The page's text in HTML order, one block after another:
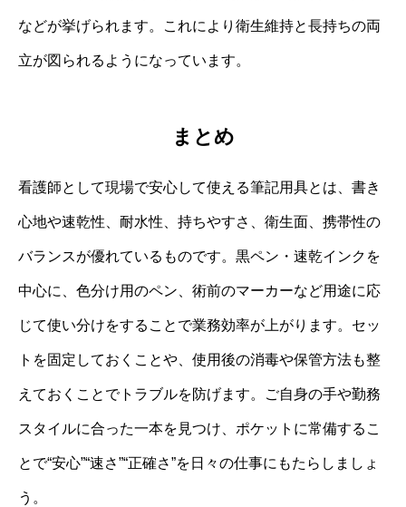
などが挙げられます。これにより衛生維持と長持ちの両
立が図られるようになっています。
まとめ
看護師として現場で安心して使える筆記用具とは、書き
心地や速乾性、耐水性、持ちやすさ、衛生面、携帯性の
バランスが優れているものです。黒ペン・速乾インクを
中心に、色分け用のペン、術前のマーカーなど用途に応
じて使い分けをすることで業務効率が上がります。セッ
トを固定しておくことや、使用後の消毒や保管方法も整
えておくことでトラブルを防げます。ご自身の手や勤務
スタイルに合った一本を見つけ、ポケットに常備するこ
とで“安心”“速さ”“正確さ”を日々の仕事にもたらしましょ
う。